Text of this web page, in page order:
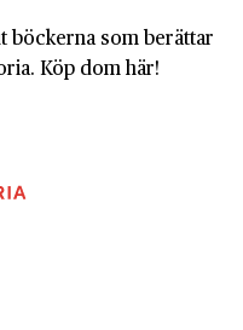
böckerna som berättar
Köp dom här!